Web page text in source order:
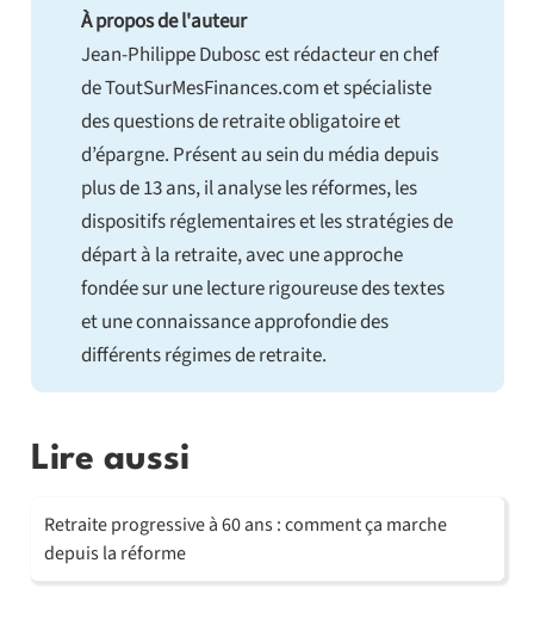
À propos de l'auteur
Jean-Philippe Dubosc est rédacteur en chef
de ToutSurMesFinances.com et spécialiste
des questions de retraite obligatoire et
d’épargne. Présent au sein du média depuis
plus de 13 ans, il analyse les réformes, les
dispositifs réglementaires et les stratégies de
départ à la retraite, avec une approche
fondée sur une lecture rigoureuse des textes
et une connaissance approfondie des
différents régimes de retraite.
Lire aussi
Retraite progressive à 60 ans : comment ça marche
depuis la réforme